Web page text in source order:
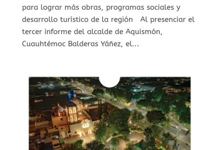
para lograr más obras, programas sociales y
desarrollo turístico de la región Al presenciar el
tercer informe del alcalde de Aquismón,
Cuauhtémoc Balderas Yáñez, el...